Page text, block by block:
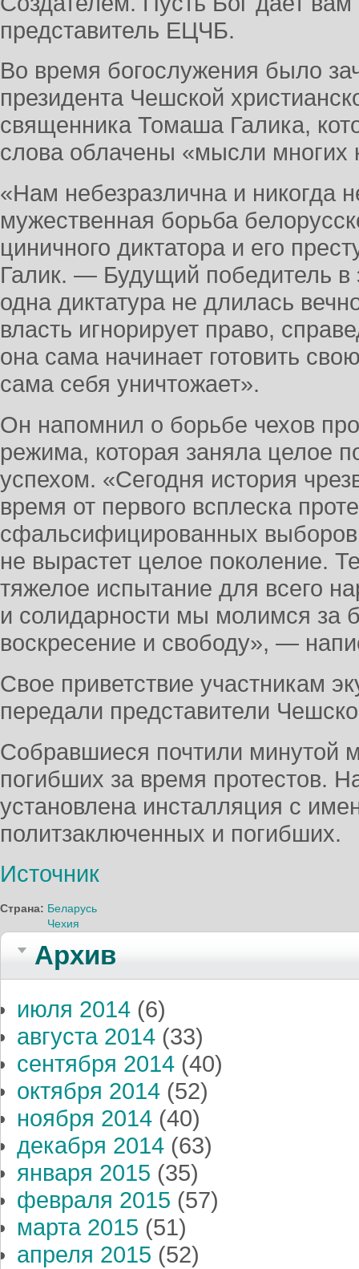
представитель ЕЦЧБ.
Во время богослужения было
президента Чешской
священника Томаша Галика,
слова облачены «мысли многих
«Нам небезразлична и никогда
мужественная борьба
циничного диктатора и его
Галик. — Будущий победитель в
одна диктатура не длилась
власть игнорирует право,
она сама начинает готовить
сама себя уничтожает».
Он напомнил о борьбе чехов
режима, которая заняла целое
успехом. «Сегодня история
время от первого всплеска
сфальсифицированных
не вырастет целое поколение.
тяжелое испытание для всего
и солидарности мы молимся за
воскресение и свободу», —
Свое приветствие участникам
передали представители
Собравшиеся почтили минутой
погибших за время протестов.
установлена инсталляция с
политзаключенных и погибших.
Источник
Страна: Беларусь
Чехия
Архив
июля 2014 (6)
августа 2014 (33)
сентября 2014 (40)
октября 2014 (52)
ноября 2014 (40)
декабря 2014 (63)
января 2015 (35)
февраля 2015 (57)
марта 2015 (51)
апреля 2015 (52)